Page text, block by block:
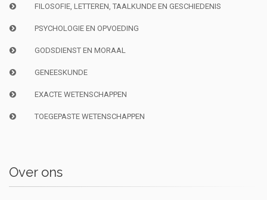
FILOSOFIE, LETTEREN, TAALKUNDE EN GESCHIEDENIS
PSYCHOLOGIE EN OPVOEDING
GODSDIENST EN MORAAL
GENEESKUNDE
EXACTE WETENSCHAPPEN
TOEGEPASTE WETENSCHAPPEN
Over ons